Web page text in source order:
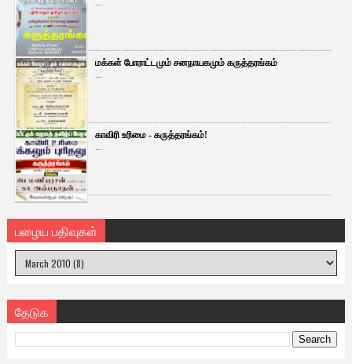
...
மக்கள் போராட்டமும் சனநாயகமும் கருத்தரங்கம்
...
காவிரி உரிமை - கருத்தரங்கம்!
...
பழைய பதிவுகள்
தேடுக